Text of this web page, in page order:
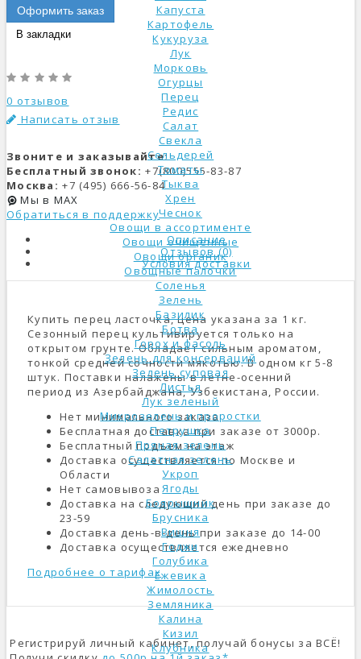
Капуста
Картофель
Кукуруза
Лук
Морковь
Огурцы
Перец
Редис
Салат
Свекла
Сельдерей
Томаты
Тыква
Хрен
Чеснок
Овощи в ассортименте
Овощи очищенные
Овощи органик
Овощные палочки
Соленья
Зелень
Базилик
Ботва
Горох и фасоль
Зелень для консерваций
Зелень суповая
Листья
Лук зеленый
Микрозелень и проростки
Петрушка
Пряная зелень
Салатная зелень
Укроп
Ягоды
Боярышник
Брусника
Вишня
Годжи
Голубика
Ежевика
Жимолость
Земляника
Калина
Кизил
Клубника
Оформить заказ
В закладки
0 отзывов
Написать отзыв
Звоните и заказывайте:
Бесплатный звонок: +7(800)555-83-87
Москва: +7 (495) 666-56-84
Мы в MAX
Обратиться в поддержку
Описание
Отзывов (0)
Условия доставки
Купить перец ласточка, цена указана за 1 кг.
Сезонный перец культивируется только на
открытом грунте. Обладает сильным ароматом,
тонкой средней сочности мякотью. В одном кг 5-8
штук. Поставки налажены в летне-осенний
период из Азербайджана, Узбекистана, России.
Нет минимального заказа
Бесплатная доставка при заказе от 3000р.
Бесплатный подъем на этаж
Доставка осуществляется по Москве и
Области
Нет самовывоза
Доставка на следующий день при заказе до
23-59
Доставка день-в-день при заказе до 14-00
Доставка осуществляется ежедневно
Подробнее о тарифах
Регистрируй личный кабинет, получай бонусы за ВСЁ!